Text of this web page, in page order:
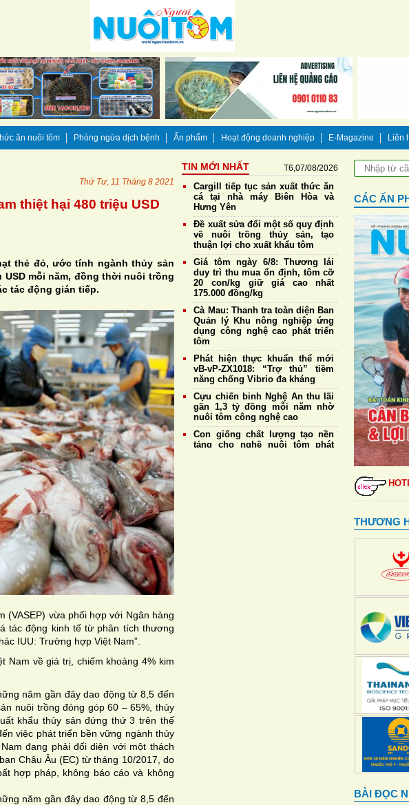
ăn nuôi tôm Phòng ngừa dịch bệnh Ấn phẩm Hoạt động doanh nghiệp E-Magazine Liên
Thứ Tư, 11 Tháng 8 2021
thiệt hại 480 triệu USD
thẻ đỏ, ước tính ngành thủy sản
mỗi năm, đồng thời nuôi trồng
tác động gián tiếp.
(VASEP) vừa phối hợp với Ngân hàng
tác động kinh tế từ phân tích thương
IUU: Trường hợp Việt Nam”.
Nam về giá trị, chiếm khoảng 4% kim
năm gần đây dao động từ 8,5 đến
nuôi trồng đóng góp 60 – 65%, thủy
khẩu thủy sản đứng thứ 3 trên thế
việc phát triển bền vững ngành thủy
đang phải đối diện với một thách
Châu Âu (EC) từ tháng 10/2017, do
hợp pháp, không báo cáo và không
năm gần đây dao động từ 8,5 đến
TIN MỚI NHẤT T6,07/08/2026
Cargill tiếp tục sản xuất thức ăn
cá tại nhà máy Biên Hòa và
Hưng Yên
Đề xuất sửa đổi một số quy định
về nuôi trồng thủy sản, tạo
thuận lợi cho xuất khẩu tôm
Giá tôm ngày 6/8: Thương lái
duy trì thu mua ổn định, tôm cỡ
20 con/kg giữ giá cao nhất
175.000 đồng/kg
Cà Mau: Thanh tra toàn diện Ban
Quản lý Khu nông nghiệp ứng
dụng công nghệ cao phát triển
tôm
Phát hiện thực khuẩn thể mới
vB-vP-ZX1018: “Trợ thủ” tiềm
năng chống Vibrio đa kháng
Cựu chiến binh Nghệ An thu lãi
gần 1,3 tỷ đồng mỗi năm nhờ
nuôi tôm công nghệ cao
Con giống chất lượng tạo nền
tảng cho nghề nuôi tôm phát
CÁC ẤN
THƯƠNG
BÀI ĐỌC